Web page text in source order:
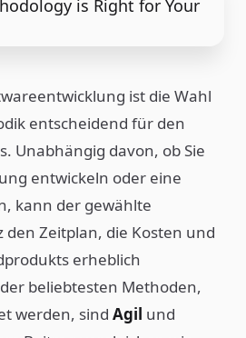
ist die Wahl
entscheidend für den
Unabhängig davon, ob Sie
entwickeln oder eine
kann der gewählte
den Zeitplan, die Kosten und
erheblich
beliebtesten Methoden,
werden, sind Agil und